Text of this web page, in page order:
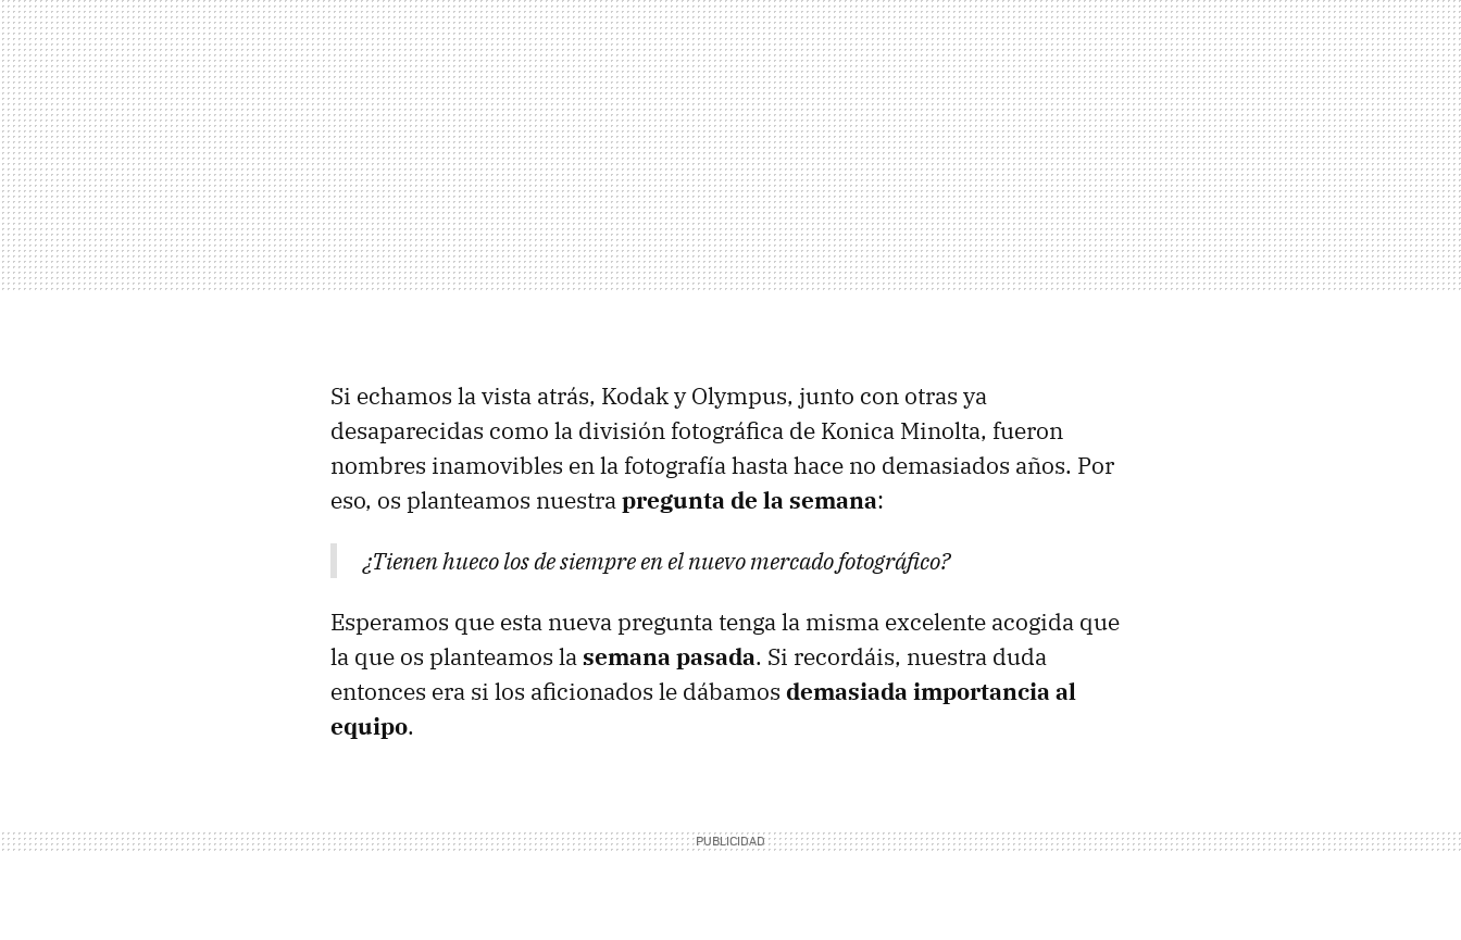
Si echamos la vista atrás, Kodak y Olympus, junto con otras ya
desaparecidas como la división fotográfica de Konica Minolta, fueron
nombres inamovibles en la fotografía hasta hace no demasiados años. Por
eso, os planteamos nuestrapregunta de la semana:
¿Tienen hueco los de siempre en el nuevo mercado fotográfico?
Esperamos que esta nueva pregunta tenga la misma excelente acogida que
la que os planteamos lasemana pasada. Si recordáis, nuestra duda
entonces era si los aficionados le dábamos demasiada importancia al
equipo.